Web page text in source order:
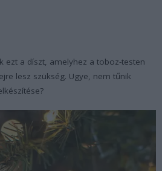
ezt a díszt, amelyhez a toboz-testen
lesz szükség. Ugye, nem tűnik